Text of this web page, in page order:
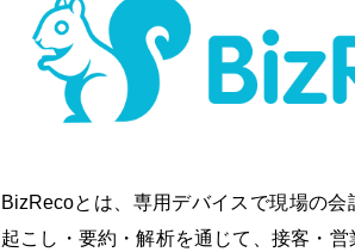
BizRecoとは、専用デバイスで現場の
起こし・要約・解析を通じて、接客・